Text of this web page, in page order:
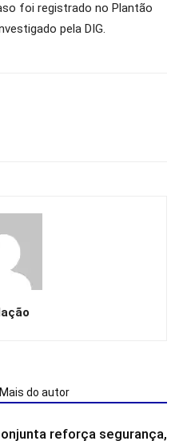
foi registrado no Plantão
pela DIG.
Mais do autor
reforça segurança,